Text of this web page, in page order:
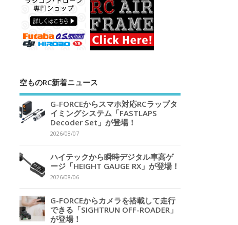
空ものRC新着ニュース
G-FORCEからスマホ対応RCラップタ
イミングシステム「FASTLAPS
Decoder Set」が登場！
2026/08/07
ハイテックから瞬時デジタル車高ゲ
ージ「HEIGHT GAUGE RX」が登場！
2026/08/06
G-FORCEからカメラを搭載して走行
できる「SIGHTRUN OFF-ROADER」
が登場！